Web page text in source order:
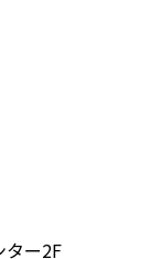
ター2F